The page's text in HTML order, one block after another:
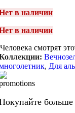
в наличии
в наличии
Человека смотрят
, Для
больше